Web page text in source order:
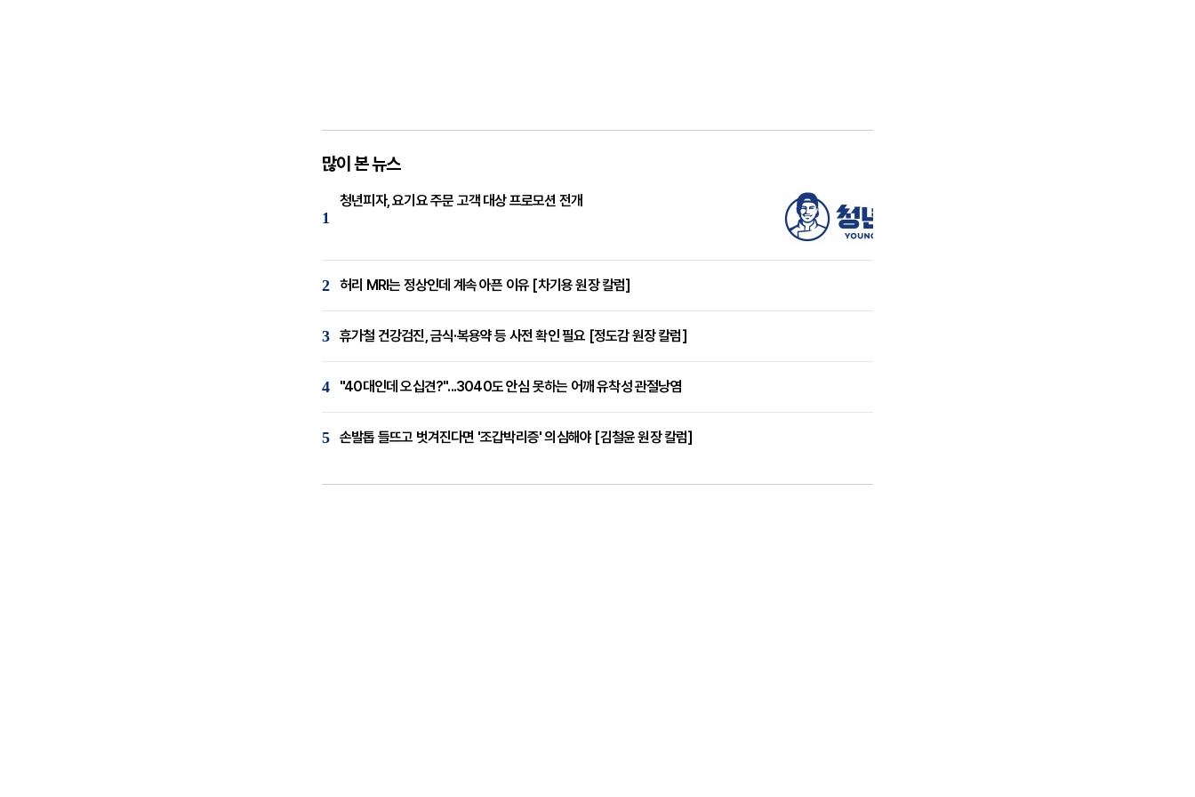
많이 본 뉴스
1
청년피자, 요기요 주문 고객 대상 프로모션 전개
2 허리 MRI는 정상인데 계속 아픈 이유 [차기용 원장 칼럼]
3 휴가철 건강검진, 금식·복용약 등 사전 확인 필요 [정도감 원장 칼럼]
4 "40대인데 오십견?"...3040도 안심 못하는 어깨 유착성 관절낭염
5 손발톱 들뜨고 벗겨진다면 '조갑박리증' 의심해야 [김철윤 원장 칼럼]